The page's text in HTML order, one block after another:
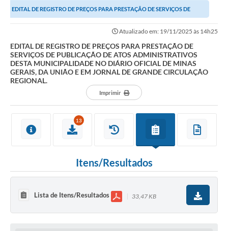
EDITAL DE REGISTRO DE PREÇOS PARA PRESTAÇÃO DE SERVIÇOS DE
Atualizado em: 19/11/2025 às 14h25
EDITAL DE REGISTRO DE PREÇOS PARA PRESTAÇÃO DE
SERVIÇOS DE PUBLICAÇÃO DE ATOS ADMINISTRATIVOS
DESTA MUNICIPALIDADE NO DIÁRIO OFICIAL DE MINAS
GERAIS, DA UNIÃO E EM JORNAL DE GRANDE CIRCULAÇÃO
REGIONAL.
Imprimir
13
Itens/Resultados
Lista de Itens/Resultados 33,47 KB